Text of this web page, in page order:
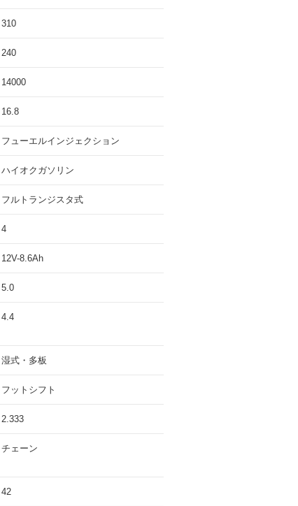
310
240
14000
16.8
フューエルインジェクション
ハイオクガソリン
フルトランジスタ式
4
12V-8.6Ah
5.0
4.4
湿式・多板
フットシフト
2.333
チェーン
42